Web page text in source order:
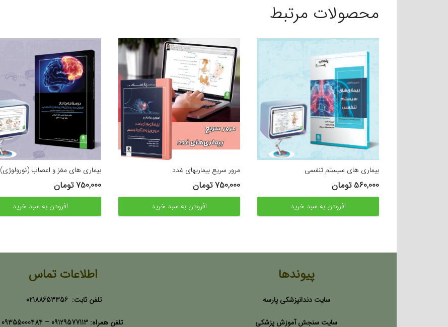
محصولات مرتبط
بیماری های سیستم تنفسی
560,000 تومان
افزودن به سبد خرید
مرور سریع بیماریهای غدد
750,000تومان
افزودن به سبد خرید
بیماری های مغز و اعصاب (نورولوژی)
750,000تومان
افزودن به سبد خرید
پیوندها
سایت دندانپزشکی پارسه
سایت سنجش آموزش پزشکی
اطلاعات تماس
تلفن ثابت: 02188653356
تلفن همراه:09129577113 –
09355000484